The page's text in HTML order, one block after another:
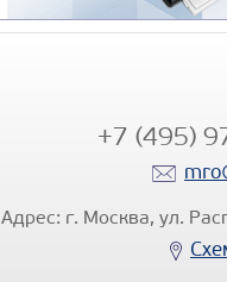
+7 (495)
Адрес: г. Москва, ул.